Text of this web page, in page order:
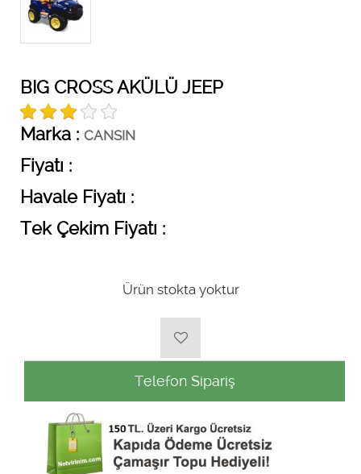
BIG CROSS AKÜLÜ JEEP
Marka : CANSIN
Fiyatı :
Havale Fiyatı :
Tek Çekim Fiyatı :
Ürün stokta yoktur
Telefon Sipariş